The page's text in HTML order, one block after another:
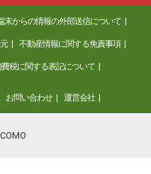
末からの情報の外部送信について
不動産情報に関する免責事項
税に関する表記について
お問い合わせ 運営会社